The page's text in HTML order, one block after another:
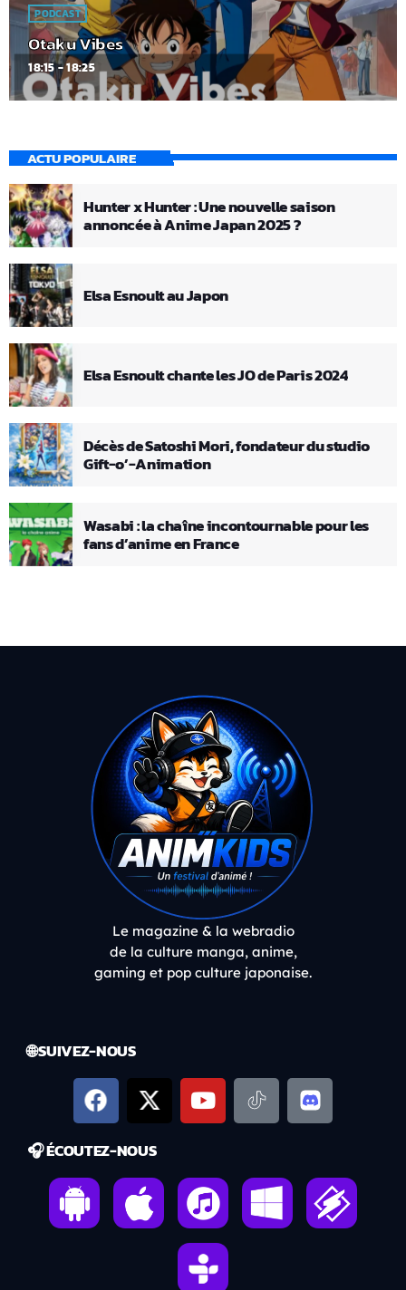
PODCAST
Otaku Vibes
18:15 - 18:25
ACTU POPULAIRE
Hunter x Hunter : Une nouvelle saison
annoncée à Anime Japan 2025 ?
Elsa Esnoult au Japon
Elsa Esnoult chante les JO de Paris 2024
Décès de Satoshi Mori, fondateur du studio
Gift-o’-Animation
Wasabi : la chaîne incontournable pour les
fans d’anime en France
Le magazine & la webradio
de la culture manga, anime,
gaming et pop culture japonaise.
🌐 SUIVEZ-NOUS
🎧 ÉCOUTEZ-NOUS